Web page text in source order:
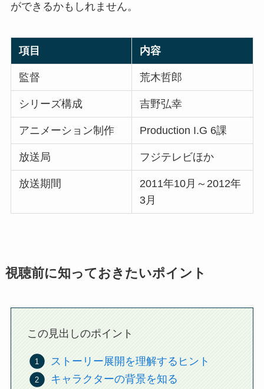
ができるかもしれません。
項目 内容
監督 荒木哲郎
シリーズ構成 吉野弘幸
アニメーション制作 Production I.G 6課
放送局 フジテレビほか
放送期間
2011年10月～2012年
3月
視聴前に知っておきたいポイント
この見出しのポイント
ストーリー展開を理解するヒント
キャラクターの背景を知る